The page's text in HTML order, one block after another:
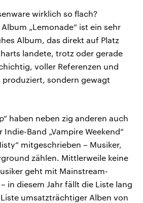
wirklich so flach?
„Lemonade“ ist ein sehr
Album, das direkt auf Platz
landete, trotz oder gerade
voller Referenzen und
sondern gewagt
haben neben zig anderen auch
Indie-Band „Vampire Weekend“
mitgeschrieben – Musiker,
zählen. Mittlerweile keine
geht mit Mainstream-
in diesem Jahr fällt die Liste lang
umsatzträchtiger Alben von